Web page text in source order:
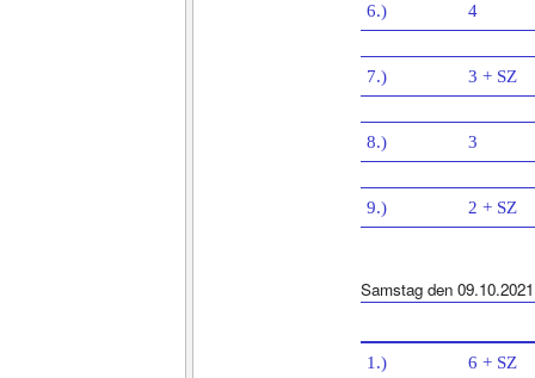
6.) 4
7.) 3 + SZ
8.) 3
9.) 2 + SZ
Samstag den 09.10.2021
1.) 6 + SZ